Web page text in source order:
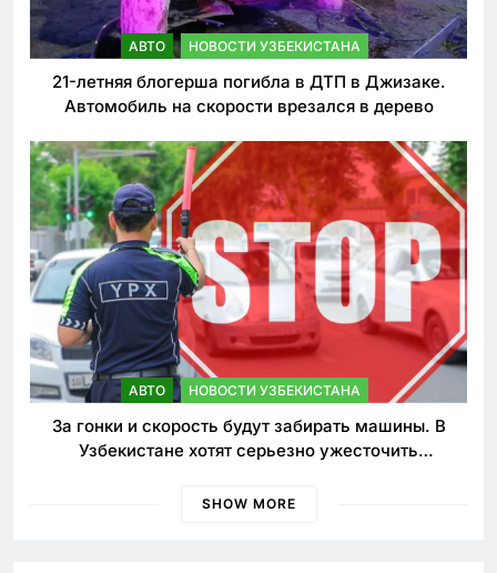
АВТО НОВОСТИ УЗБЕКИСТАНА
21-летняя блогерша погибла в ДТП в Джизаке.
Автомобиль на скорости врезался в дерево
АВТО НОВОСТИ УЗБЕКИСТАНА
За гонки и скорость будут забирать машины. В
Узбекистане хотят серьезно ужесточить
SHOW MORE